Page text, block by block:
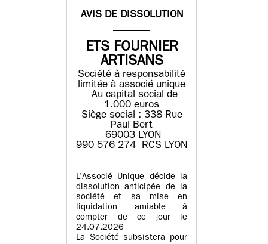
AVIS DE DISSOLUTION
ETS FOURNIER
ARTISANS
Société à responsabilité
limitée à associé unique
Au capital social de
1.000 euros
Siège social : 338 Rue
Paul Bert
69003 LYON
990 576 274 RCS LYON
L’Associé Unique décide la
dissolution anticipée de la
société et sa mise en
liquidation amiable à
compter de ce jour le
24.07.2026
La Société subsistera pour